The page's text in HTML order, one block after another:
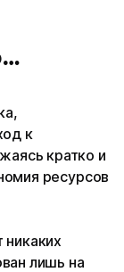
к
кратко и
ресурсов
лишь на